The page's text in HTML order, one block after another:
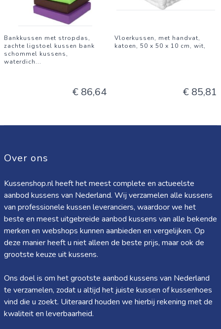
Bankkussen met stropdas,
zachte ligstoel kussen bank
schommel kussens,
waterdich...
€ 86,64
Vloerkussen, met handvat,
katoen, 50 x 50 x 10 cm, wit,
€ 85,81
Over ons
Kussenshop.nl heeft het meest complete en actueelste
aanbod kussens van Nederland. Wij verzamelen alle kussens
van professionele kussen leveranciers, waardoor we het
beste en meest uitgebreide aanbod kussens van alle bekende
merken en webshops kunnen aanbieden en vergelijken. Op
deze manier heeft u niet alleen de beste prijs, maar ook de
grootste keuze uit kussens.
Ons doel is om het grootste aanbod kussens van Nederland
te verzamelen, zodat u altijd het juiste kussen of kussenhoes
vind die u zoekt. Uiteraard houden we hierbij rekening met de
kwaliteit en leverbaarheid.